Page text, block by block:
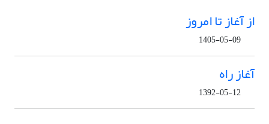
از آغاز تا امروز
1405-05-09
آغاز راه
1392-05-12